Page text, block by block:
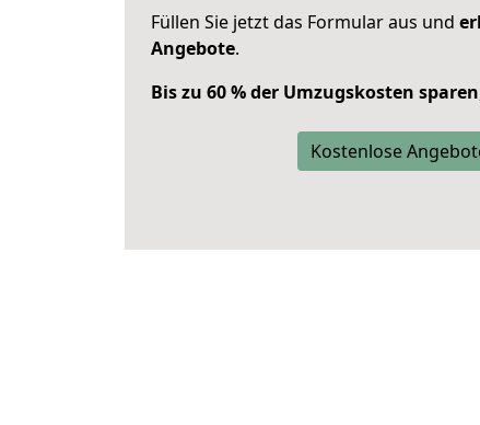
Füllen Sie jetzt das Formular aus und
Angebote.
Bis zu 60 % der Umzugskosten sparen
Kostenlose